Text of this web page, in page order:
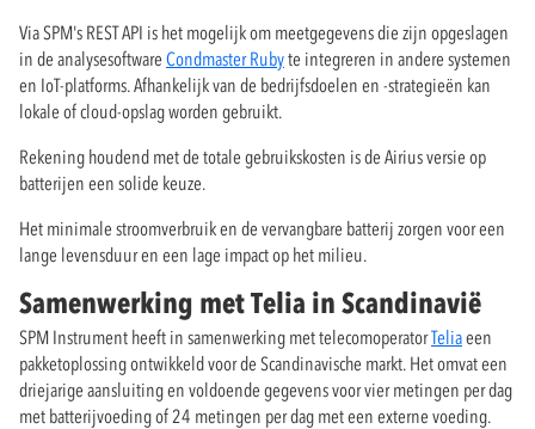
Via SPM's REST API is het mogelijk om meetgegevens die zijn opgeslagen
in de analysesoftware Condmaster Rubyte integreren in andere systemen
en IoT-platforms. Afhankelijk van de bedrijfsdoelen en -strategieën kan
lokale of cloud-opslag worden gebruikt.
Rekening houdend met de totale gebruikskosten is de Airius versie op
batterijen een solide keuze.
Het minimale stroomverbruik en de vervangbare batterij zorgen voor een
lange levensduur en een lage impact op het milieu.
Samenwerking met Telia in Scandinavië
SPM Instrument heeft in samenwerking met telecomoperatorTeliaeen
pakketoplossing ontwikkeld voor de Scandinavische markt. Het omvat een
driejarige aansluiting en voldoende gegevens voor vier metingen per dag
met batterijvoeding of 24 metingen per dag met een externe voeding.